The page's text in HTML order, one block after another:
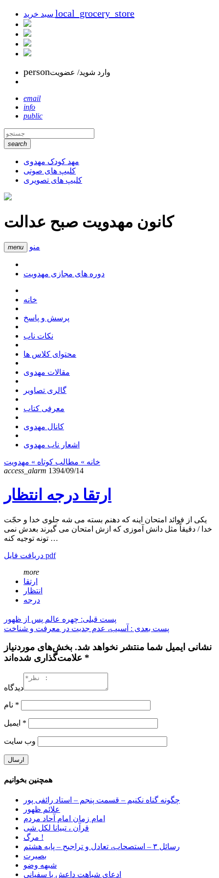
local_grocery_store
personوارد شوید/ عضویت
email
info
public
search
مهد کودک مهدوی
کلیپ های صوتی
کلیپ های تصویری
کانون مهدویت صبح عدالت
menu منو
دوره های مجازی مهدویت
خانه
پرسش و پاسخ
نکات ناب
محتوای کلاس ها
مقالات مهدوی
گالری تصاویر
معرفی کتاب
کانال مهدوی
اشعار ناب مهدوی
خانه » مطالب کوتاه » مهدویت
access_alarm 1394/09/14
ارتقا درجه انتظار
یکی از فوائد امتحان اینه که دهنم بسته می شه جلوی خدا و حجّت
خدا / دقیقاً مثل دانش آموزی که ازش امتحان می گیرند بعدش نمی
تونه توجیه کنه …
دریافت فایل pdf
more
ارتقا
انتظار
درجه
پست قبلی: چهره عالم پس از ظهور
پست بعدی : آسیب، عدم جدیت در معرفت و شناخت
نشانی ایمیل شما منتشر نخواهد شد. بخش‌های موردنیاز
علامت‌گذاری شده‌اند *
دیدگاه
*
*
وب‌ سایت
همچنین بخوانیم
چگونه گناه نکنیم – قسمت پنجم – استاد رائفی پور
علائم ظهور
امام زمان امام آحاد مردم
قرآن ، تبیانا لکل شی
مرگ !
رسائل ۳ – استصحاب، تعادل و تراجیح – پایه هشتم
بصیرت
شبهه وضو
ادعای شباهت داعش با سفیانی